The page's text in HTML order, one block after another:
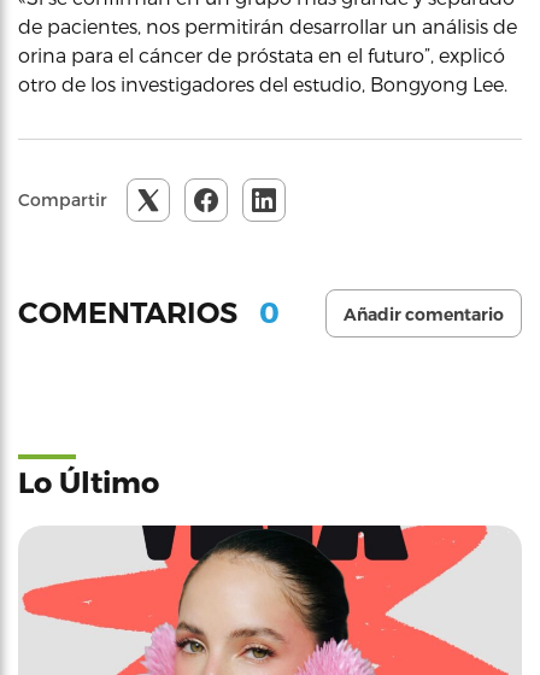
de pacientes, nos permitirán desarrollar un análisis de
orina para el cáncer de próstata en el futuro”, explicó
otro de los investigadores del estudio, Bongyong Lee.
Compartir
COMENTARIOS 0 Añadir comentario
Lo Último